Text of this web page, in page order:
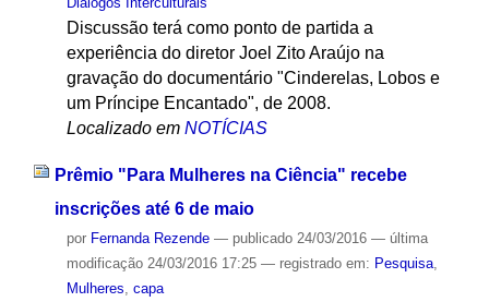
Discussão terá como ponto de partida a
experiência do diretor Joel Zito Araújo na
gravação do documentário "Cinderelas, Lobos e
um Príncipe Encantado", de 2008.
Localizado em NOTÍCIAS
Prêmio "Para Mulheres na Ciência" recebe
inscrições até 6 de maio
por Fernanda Rezende — publicado24/03/2016 — última
modificação24/03/2016 17:25 — registrado em: Pesquisa,
Mulheres capa